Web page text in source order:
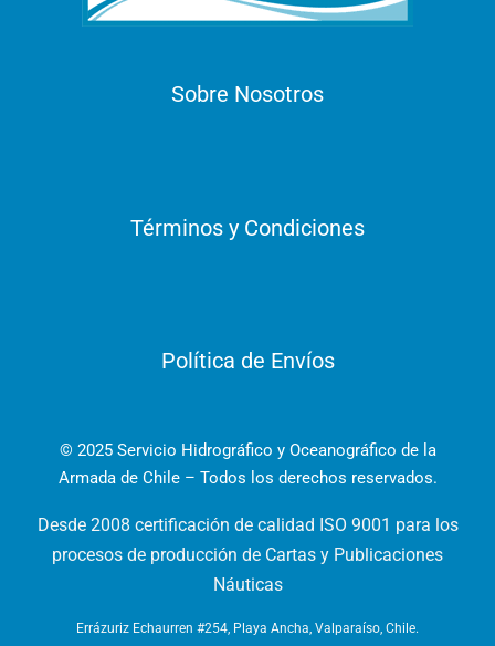
Sobre Nosotros
Términos y Condiciones
Política de Envíos
© 2025 Servicio Hidrográfico y Oceanográfico de la
Armada de Chile – Todos los derechos reservados.
Desde 2008 certificación de calidad ISO 9001 para los
procesos de producción de Cartas y Publicaciones
Náuticas
Errázuriz Echaurren #254, Playa Ancha, Valparaíso, Chile.